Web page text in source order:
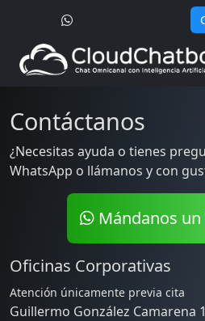
Contáctanos
¿Necesitas ayuda o tienes
WhatsApp o llámanos y con
Mándanos un
Oficinas Corporativas
Atención únicamente previa cita
Guillermo González Camarena